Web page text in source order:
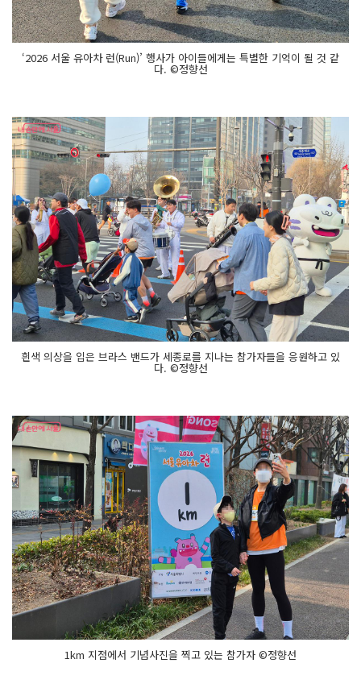
‘2026 서울 유아차 런(Run)’ 행사가 아이들에게는 특별한 기억이 될 것 같
다. ©정향선
흰색 의상을 입은 브라스 밴드가 세종로를 지나는 참가자들을 응원하고 있
다. ©정향선
1km 지점에서 기념사진을 찍고 있는 참가자 ©정향선